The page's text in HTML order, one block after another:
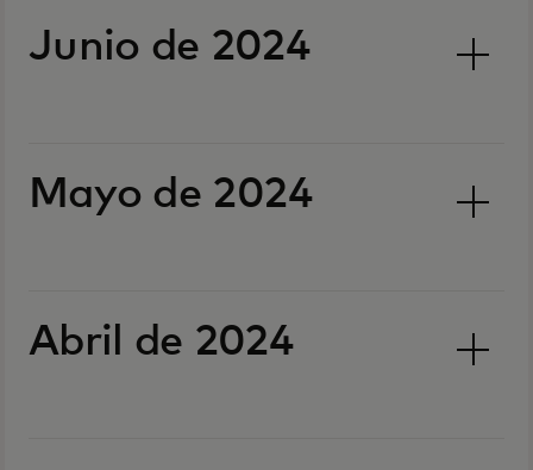
Junio de 2024
Mayo de 2024
Abril de 2024